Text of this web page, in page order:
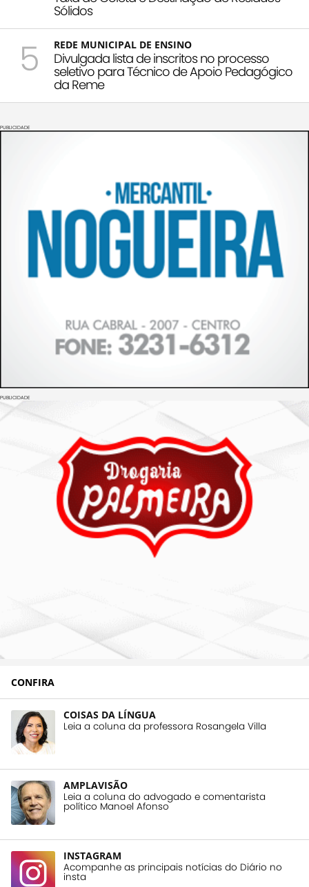
Sólidos
5 REDE MUNICIPAL DE ENSINO
Divulgada lista de inscritos no processo
seletivo para Técnico de Apoio Pedagógico
da Reme
PUBLICIDADE
PUBLICIDADE
CONFIRA
COISAS DA LÍNGUA
Leia a coluna da professora Rosangela Villa
AMPLAVISÃO
Leia a coluna do advogado e comentarista
político Manoel Afonso
INSTAGRAM
Acompanhe as principais notícias do Diário no
insta